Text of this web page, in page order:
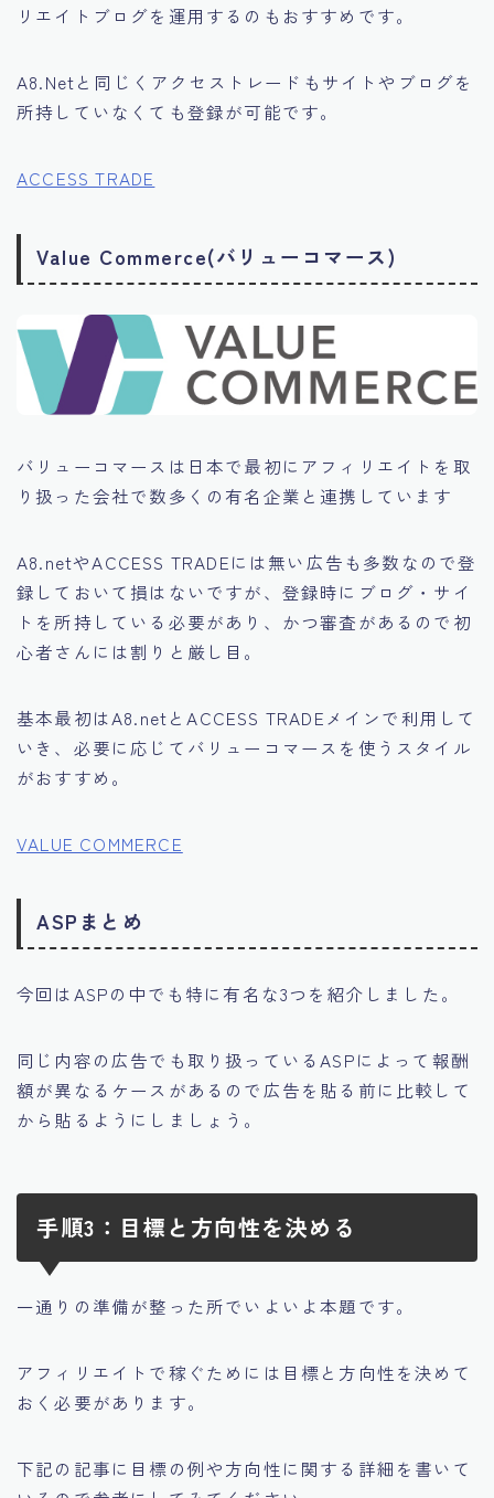
リエイトブログを運用するのもおすすめです。
A8.Netと同じくアクセストレードもサイトやブログを
所持していなくても登録が可能です。
ACCESS TRADE
Value Commerce(バリューコマース)
バリューコマースは日本で最初にアフィリエイトを取
り扱った会社で数多くの有名企業と連携しています
A8.netやACCESS TRADEには無い広告も多数なので登
録しておいて損はないですが、登録時にブログ・サイ
トを所持している必要があり、かつ審査があるので初
心者さんには割りと厳し目。
基本最初はA8.netとACCESS TRADEメインで利用して
いき、必要に応じてバリューコマースを使うスタイル
がおすすめ。
VALUE COMMERCE
ASPまとめ
今回はASPの中でも特に有名な3つを紹介しました。
同じ内容の広告でも取り扱っているASPによって報酬
額が異なるケースがあるので広告を貼る前に比較して
から貼るようにしましょう。
手順3：目標と方向性を決める
一通りの準備が整った所でいよいよ本題です。
アフィリエイトで稼ぐためには目標と方向性を決めて
おく必要があります。
下記の記事に目標の例や方向性に関する詳細を書いて